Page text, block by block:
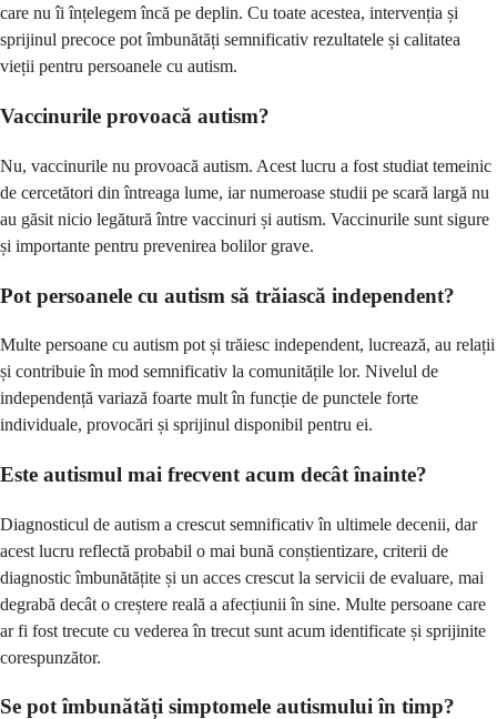
care nu îi înțelegem încă pe deplin. Cu toate acestea, intervenția și
sprijinul precoce pot îmbunătăți semnificativ rezultatele și calitatea
vieții pentru persoanele cu autism.
Vaccinurile provoacă autism?
Nu, vaccinurile nu provoacă autism. Acest lucru a fost studiat temeinic
de cercetători din întreaga lume, iar numeroase studii pe scară largă nu
au găsit nicio legătură între vaccinuri și autism. Vaccinurile sunt sigure
și importante pentru prevenirea bolilor grave.
Pot persoanele cu autism să trăiască independent?
Multe persoane cu autism pot și trăiesc independent, lucrează, au relații
și contribuie în mod semnificativ la comunitățile lor. Nivelul de
independență variază foarte mult în funcție de punctele forte
individuale, provocări și sprijinul disponibil pentru ei.
Este autismul mai frecvent acum decât înainte?
Diagnosticul de autism a crescut semnificativ în ultimele decenii, dar
acest lucru reflectă probabil o mai bună conștientizare, criterii de
diagnostic îmbunătățite și un acces crescut la servicii de evaluare, mai
degrabă decât o creștere reală a afecțiunii în sine. Multe persoane care
ar fi fost trecute cu vederea în trecut sunt acum identificate și sprijinite
corespunzător.
Se pot îmbunătăți simptomele autismului în timp?